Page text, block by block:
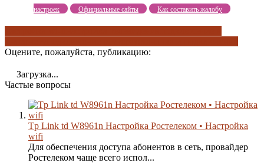
настроек
Официальные сайты Как составить жалобу
Оцените, пожалуйста, публикацию:
Загрузка...
Частые вопросы
Tp Link td W8961n Настройка Ростелеком • Настройка
wifi
Для обеспечения доступа абонентов в сеть, провайдер
Ростелеком чаще всего испол...